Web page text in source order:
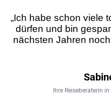
„Ich habe schon viele
dürfen und bin
nächsten Jahren
Ihre Reiseberaterin